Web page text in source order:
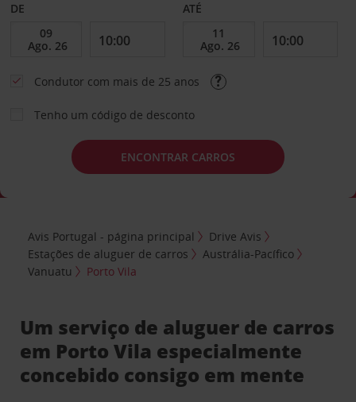
DE ATÉ
Condutor com mais de 25 anos
Tenho um código de desconto
ENCONTRAR CARROS
Avis Portugal - página principal
Drive Avis
Estações de aluguer de carros
Austrália-Pacífico
Vanuatu
Porto Vila
Um serviço de aluguer de carros
em Porto Vila especialmente
concebido consigo em mente